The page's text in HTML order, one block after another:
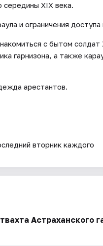
середины XIX века.
и ограничения доступа
с бытом солдат
гарнизона, а также
арестантов.
вторник каждого
Астраханского